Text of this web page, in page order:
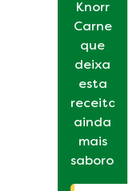
Knorr
Carne
que
deixa
esta
receita
ainda
mais
saborosa.